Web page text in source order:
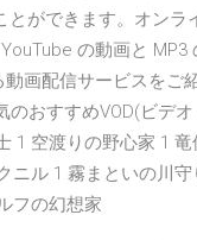
ができます。オンラ
の動画と
画配信サービスをご
のおすすめVOD(ビデ
1 空渡りの野心家 1
ニル 1 霧まといの川
フの幻想家